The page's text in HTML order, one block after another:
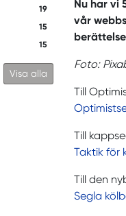
19
15
15
Visa alla
Nu har vi
vår
Foto:
Till
Till
Taktik för
Till den
Segla